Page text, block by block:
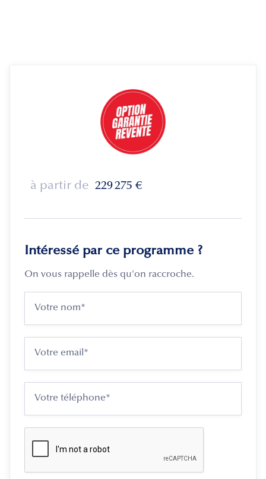
à partir de 229 275 €
Intéressé par ce programme ?
On vous rappelle dès qu'on raccroche.